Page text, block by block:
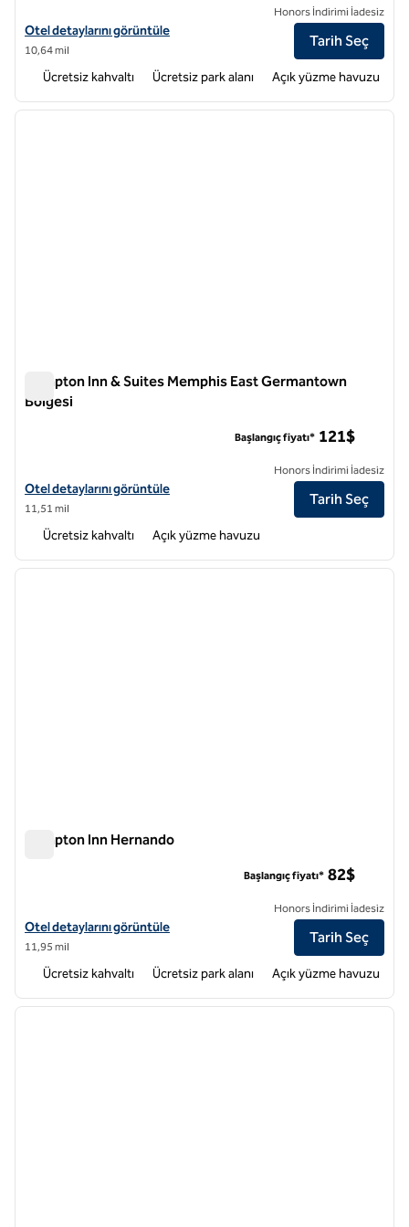
Hampton Inn Memphis-Poplar için otel detaylarını görüntüleyin
Otel detaylarını görüntüle
10,64 mil
Honors İndirimi İadesiz
Tarih Seç
Ücretsiz kahvaltı Ücretsiz park alanı Açık yüzme havuzu
1 / 12
Hampton Inn & Suites Memphis East Germantown
Bölgesi
Hampton Inn & Suites Memphis East Germantown Area için otel
Otel detaylarını görüntüle
11,51 mil
Başlangıç fiyatı* 121$
Honors İndirimi İadesiz
Tarih Seç
Ücretsiz kahvaltı Açık yüzme havuzu
1 / 12
Hampton Inn Hernando
Hampton Inn Hernando için otel bilgilerini görüntüleyin
Otel detaylarını görüntüle
11,95 mil
Başlangıç fiyatı* 82$
Honors İndirimi İadesiz
Tarih Seç
Ücretsiz kahvaltı Ücretsiz park alanı Açık yüzme havuzu
1 / 12